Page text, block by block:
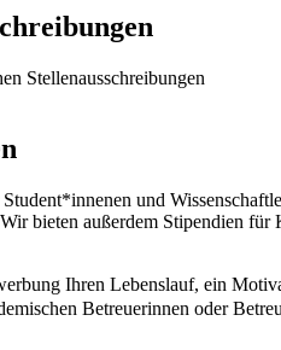
Stellenausschreibungen
und
bieten außerdem Stipendien
Ihren Lebenslauf, ein
Betreuerinnen oder